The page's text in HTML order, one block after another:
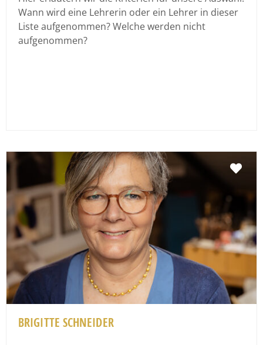
Wann wird eine Lehrerin oder ein Lehrer in dieser
Liste aufgenommen? Welche werden nicht
aufgenommen?
BRIGITTE SCHNEIDER